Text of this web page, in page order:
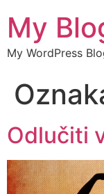
My
My WordPress
Odlučiti